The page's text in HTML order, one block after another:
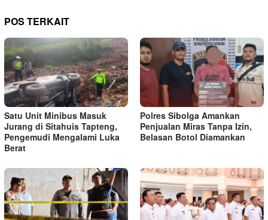
POS TERKAIT
Satu Unit Minibus Masuk
Jurang di Sitahuis Tapteng,
Pengemudi Mengalami Luka
Berat
Polres Sibolga Amankan
Penjualan Miras Tanpa Izin,
Belasan Botol Diamankan